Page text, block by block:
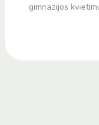
gimnazijos